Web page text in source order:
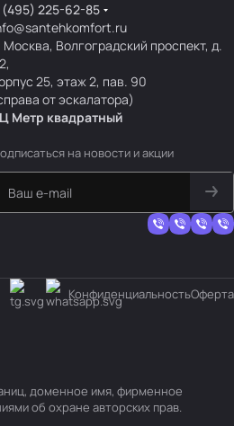
(495) 225-62-85
Москва, Волгоградский проспект, д.
25, этаж 2, пав. 90
от эскалатора)
Метр квадратный
на новости и акции
КонфиденциальностьОферта
доменное имя, фирменное
об охране авторских прав.